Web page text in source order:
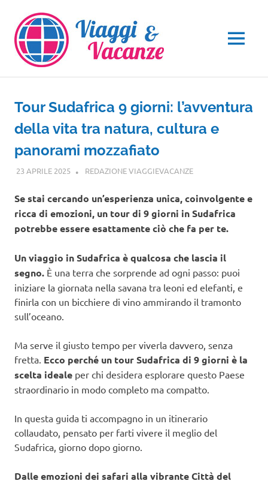
contenuto
MENU
Tour Sudafrica 9 giorni: l’avventura
della vita tra natura, cultura e
panorami mozzafiato
23 APRILE 2025 REDAZIONE VIAGGIEVACANZEAFRICA
Se stai cercando un’esperienza unica, coinvolgente e
ricca di emozioni, un tour di 9 giorni in Sudafrica
potrebbe essere esattamente ciò che fa per te.
Un viaggio in Sudafrica è qualcosa che lascia il
segno. È una terra che sorprende ad ogni passo: puoi
iniziare la giornata nella savana tra leoni ed elefanti, e
finirla con un bicchiere di vino ammirando il tramonto
sull’oceano.
Ma serve il giusto tempo per viverla davvero, senza
fretta. Ecco perché un tour Sudafrica di 9 giorni è la
scelta ideale per chi desidera esplorare questo Paese
straordinario in modo completo ma compatto.
In questa guida ti accompagno in un itinerario
collaudato, pensato per farti vivere il meglio del
Sudafrica, giorno dopo giorno.
Dalle emozioni dei safari alla vibrante Città del